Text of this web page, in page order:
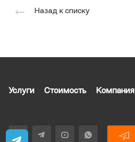
Назад к списку
Услуги Стоимость Компания